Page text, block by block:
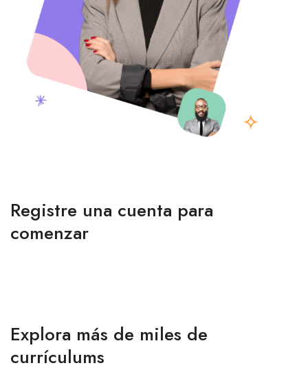
Registre una cuenta para
comenzar
Explora más de miles de
currículums